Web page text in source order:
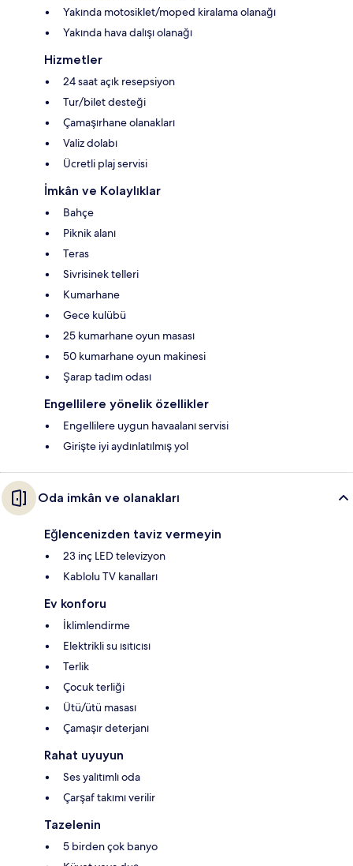
Yakında motosiklet/moped kiralama olanağı
Yakında hava dalışı olanağı
Hizmetler
24 saat açık resepsiyon
Tur/bilet desteği
Çamaşırhane olanakları
Valiz dolabı
Ücretli plaj servisi
İmkân ve Kolaylıklar
Bahçe
Piknik alanı
Teras
Sivrisinek telleri
Kumarhane
Gece kulübü
25 kumarhane oyun masası
50 kumarhane oyun makinesi
Şarap tadım odası
Engellilere yönelik özellikler
Engellilere uygun havaalanı servisi
Girişte iyi aydınlatılmış yol
Oda imkân ve olanakları
Eğlencenizden taviz vermeyin
23 inç LED televizyon
Kablolu TV kanalları
Ev konforu
İklimlendirme
Elektrikli su ısıtıcısı
Terlik
Çocuk terliği
Ütü/ütü masası
Çamaşır deterjanı
Rahat uyuyun
Ses yalıtımlı oda
Çarşaf takımı verilir
Tazelenin
5 birden çok banyo